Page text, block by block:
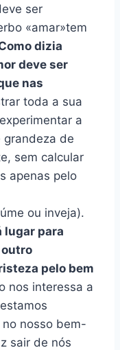
ser
«amar»tem
dizia
deve ser
nas
toda a sua
a
de
sem calcular
apenas pelo
ou inveja).
lugar para
pelo bem
nos interessa a
nosso bem-
sair de nós